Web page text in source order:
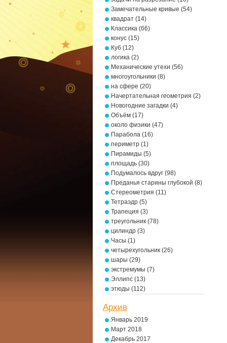
Замечательные кривые (54)
квадрат (14)
Классика (66)
конус (15)
Куб (12)
логика (2)
Механические утехи (56)
многоугольники (8)
на сфере (20)
Начертательная геометрия (2)
Новогодние загадки (4)
Объём (17)
около физики (47)
Парабола (16)
периметр (1)
Пирамиды (5)
площадь (30)
Подумалось вдруг (98)
Преданья старины глубокой (8)
Стереометрия (11)
Тетраэдр (5)
Трапеция (3)
треугольник (78)
цилиндр (3)
Часы (1)
четырехугольник (26)
шары (29)
экстремумы (7)
Эллипс (13)
этюды (112)
Архив
Январь 2019
Март 2018
Декабрь 2017